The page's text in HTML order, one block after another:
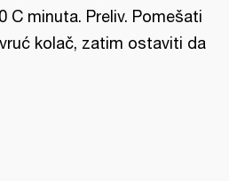
C minuta. Preliv. Pomešati
kolač, zatim ostaviti da